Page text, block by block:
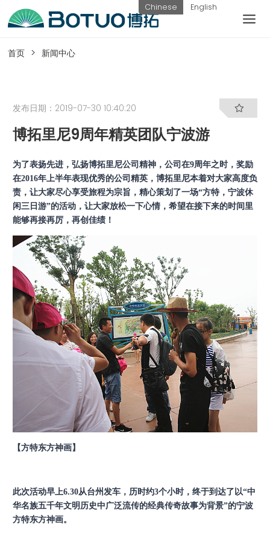
工作日热线
电话：
0576-
82338802
提交询
价
联系我
们
首页 新闻中心
发布日期：2019-07-30 10:40:20
博拓里尼9周年精英团队宁波游
为了表扬先进，弘扬博拓里尼公司精神，公司在9周年之时，奖励
在2016年上半年表现优秀的公司精英，博拓里尼本着对大家高度负
责，让大家尽心享受旅程为宗旨，精心策划了一场“方特，宁波休
闲三日游”的活动，让大家放松一下心情，希望在接下来的时间里
能够再接再厉，再创佳绩！
【方特东方神画】
此次活动早上6.30从台州发车，历时约3个小时，终于到达了以“中
华名族五千年文明历史中广泛流传的经典传奇故事为背景”的宁波
方特东方神画。
Chinese English